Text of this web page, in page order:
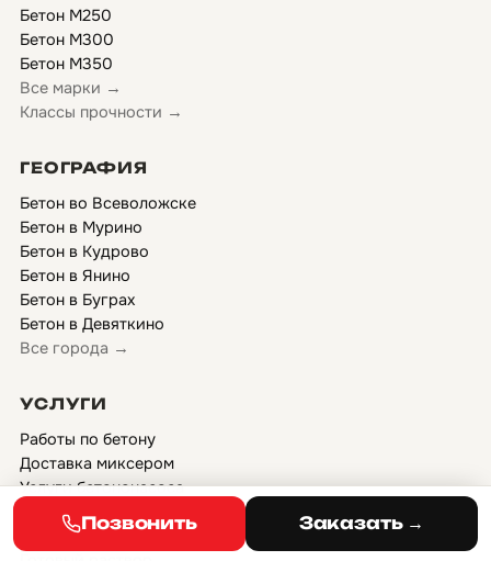
Бетон М250
Бетон М300
Бетон М350
Все марки →
Классы прочности →
ГЕОГРАФИЯ
Бетон во Всеволожске
Бетон в Мурино
Бетон в Кудрово
Бетон в Янино
Бетон в Буграх
Бетон в Девяткино
Все города →
УСЛУГИ
Работы по бетону
Доставка миксером
Услуги бетононасоса
Спец-рецепты
Сборные ЖБИ
Позвонить Заказать →